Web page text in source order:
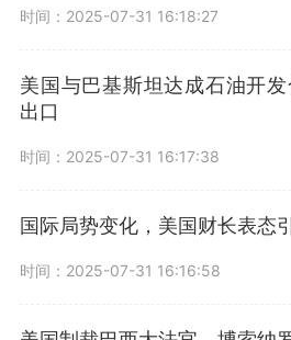
时间：2025-07-31 16:18:27
美国与巴基斯坦达成石油开
出口
时间：2025-07-31 16:17:38
国际局势变化，美国财长表态
时间：2025-07-31 16:16:58